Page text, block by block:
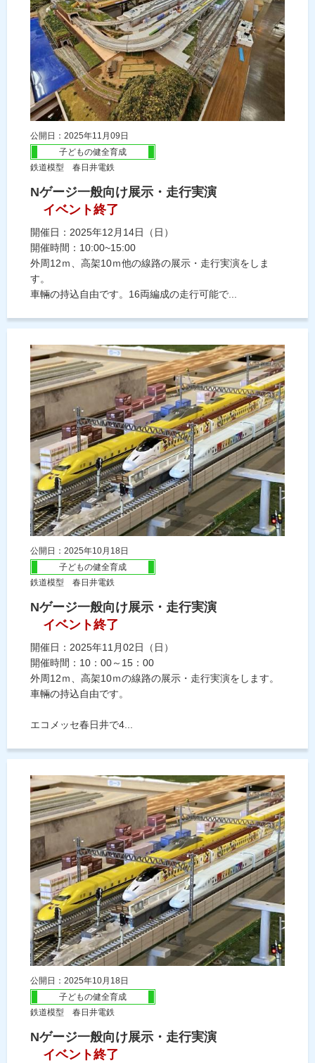
公開日：2025年11月09日
子どもの健全育成
鉄道模型 春日井電鉄
Nゲージ一般向け展示・走行実演
イベント終了
開催日：2025年12月14日（日）
開催時間：10:00~15:00
外周12ｍ、高架10ｍ他の線路の展示・走行実演をしま
す。
車輛の持込自由です。16両編成の走行可能で...
公開日：2025年10月18日
子どもの健全育成
鉄道模型 春日井電鉄
Nゲージ一般向け展示・走行実演
イベント終了
開催日：2025年11月02日（日）
開催時間：10：00～15：00
外周12ｍ、高架10ｍの線路の展示・走行実演をします。
車輛の持込自由です。
エコメッセ春日井で4...
公開日：2025年10月18日
子どもの健全育成
鉄道模型 春日井電鉄
Nゲージ一般向け展示・走行実演
イベント終了